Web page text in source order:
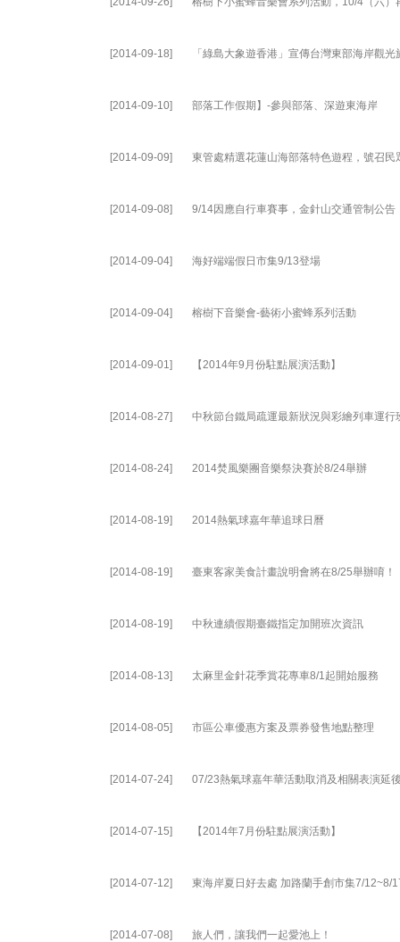
[2014-09-18] 「綠島大象遊香港」宣傳台灣東部海岸觀
[2014-09-10] 部落工作假期】-參與部落、深遊東海岸
[2014-09-09] 東管處精選花蓮山海部落特色遊程，號召
[2014-09-08] 9/14因應自行車賽事，金針山交通管制公告
[2014-09-04] 海好端端假日市集9/13登場
[2014-09-04] 榕樹下音樂會-藝術小蜜蜂系列活動
[2014-09-01] 【2014年9月份駐點展演活動】
[2014-08-27] 中秋節台鐵局疏運最新狀況與彩繪列車運行
[2014-08-24] 2014焚風樂團音樂祭決賽於8/24舉辦
[2014-08-19] 2014熱氣球嘉年華追球日曆
[2014-08-19] 臺東客家美食計畫說明會將在8/25舉辦唷！
[2014-08-19] 中秋連續假期臺鐵指定加開班次資訊
[2014-08-13] 太麻里金針花季賞花專車8/1起開始服務
[2014-08-05] 市區公車優惠方案及票券發售地點整理
[2014-07-24] 07/23熱氣球嘉年華活動取消及相關表演延
[2014-07-15] 【2014年7月份駐點展演活動】
[2014-07-12] 東海岸夏日好去處 加路蘭手創市集7/12~8/
[2014-07-08] 旅人們，讓我們一起愛池上！